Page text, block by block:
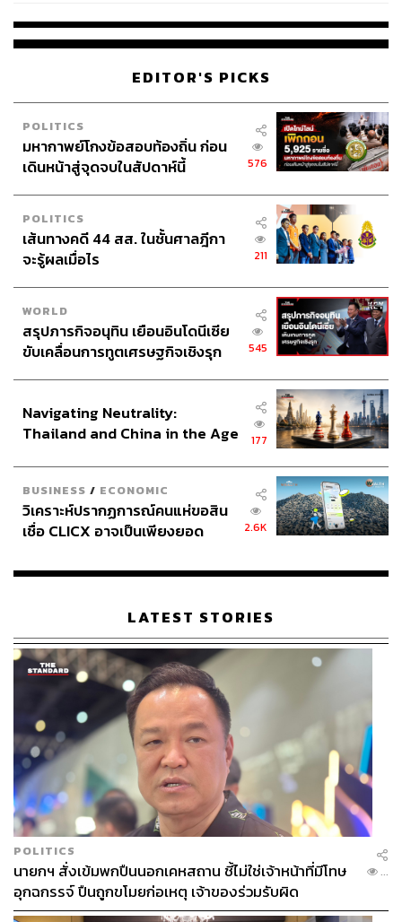
EDITOR'S PICKS
POLITICS
มหากาพย์โกงข้อสอบท้องถิ่น ก่อน
เดินหน้าสู่จุดจบในสัปดาห์นี้
576
POLITICS
เส้นทางคดี 44 สส. ในชั้นศาลฎีกา
จะรู้ผลเมื่อไร
211
WORLD
สรุปภารกิจอนุทิน เยือนอินโดนีเซีย
ขับเคลื่อนการทูตเศรษฐกิจเชิงรุก
545
Navigating Neutrality:
Thailand and China in the Age
177
BUSINESS / ECONOMIC
วิเคราะห์ปรากฏการณ์คนแห่ขอสิน
เชื่อ CLICX อาจเป็นเพียงยอด
เรือนไทยที่ถูกซุกไว้
2.6K
LATEST STORIES
POLITICS
นายกฯ สั่งเข้มพกปืนนอกเคหสถาน ชี้ไม่ใช่เจ้าหน้าที่มีโทษ
อุกฉกรรจ์ ปืนถูกขโมยก่อเหตุ เจ้าของร่วมรับผิด
...